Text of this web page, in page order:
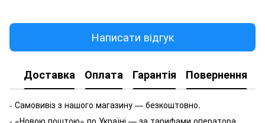
Написати відгук
Доставка Оплата Гарантія Повернення
- Самовивіз з нашого магазину — безкоштовно.
- «Новою поштою» по Україні — за тарифами оператора.